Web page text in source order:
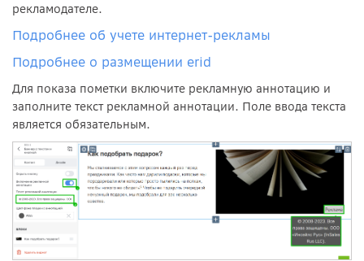
рекламодателе.
Подробнее об учете интернет-рекламы
Подробнее о размещении erid
Для показа пометки включите рекламную аннотацию и
заполните текст рекламной аннотации. Поле ввода текста
является обязательным.